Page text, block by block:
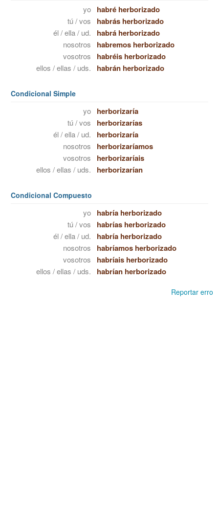
yo habré herborizado
tú / vos habrás herborizado
él / ella / ud. habrá herborizado
nosotros habremos herborizado
vosotros habréis herborizado
ellos / ellas / uds. habrán herborizado
Condicional Simple
yo herborizaría
tú / vos herborizarías
él / ella / ud. herborizaría
nosotros herborizaríamos
vosotros herborizaríais
ellos / ellas / uds. herborizarían
Condicional Compuesto
yo habría herborizado
tú / vos habrías herborizado
él / ella / ud. habría herborizado
nosotros habríamos herborizado
vosotros habríais herborizado
ellos / ellas / uds. habrían herborizado
Reportar erro